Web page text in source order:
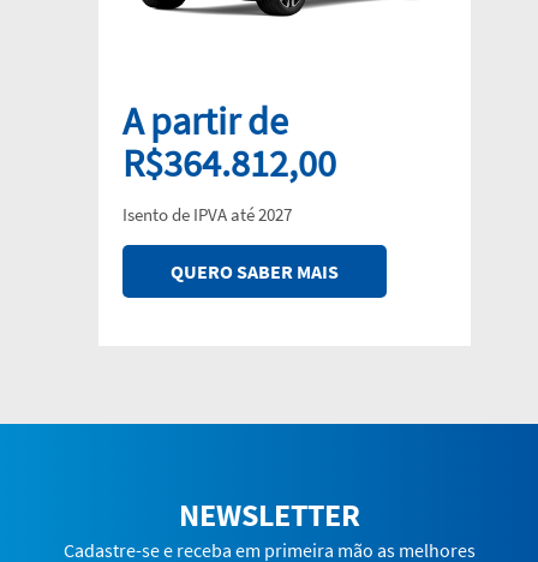
A partir de
R$364.812,00
Isento de IPVA até 2027
QUERO SABER MAIS
NEWSLETTER
Cadastre-se e receba em primeira mão as melhores